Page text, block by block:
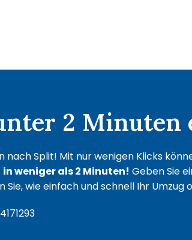
2 Minuten
nach Split! Mit nur wenigen Klicks
in weniger als 2 Minuten! Geben Sie
wie einfach und schnell Ihr